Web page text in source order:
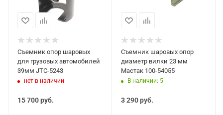
Съемник опор шаровых
для грузовых автомобилей
39мм JTC-5243
нет в наличии
15 700руб.
Съемник шаровых опор
диаметр вилки 23 мм
Мастак 100-54055
В наличии: 5
3 290руб.